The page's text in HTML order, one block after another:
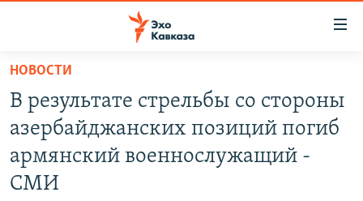
Вернуться
основному
содержанию
Вернутся
главной
ТБИЛИСИ
СУХУМИ
ЦХИНВАЛИ
НОВОСТИ
В результате стрельбы со стороны
азербайджанских позиций погиб
армянский военнослужащий -
СМИ